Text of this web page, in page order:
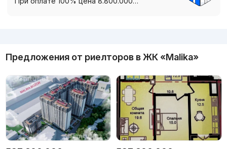
Предложения от риелторов в ЖК «Malika»